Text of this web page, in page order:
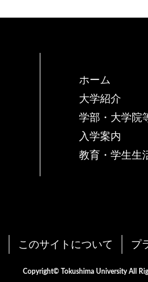
ホーム
大学紹介
学部・大学院
入学案内
教育・学生生
このサイトについて プ
Copyright© Tokushima University All